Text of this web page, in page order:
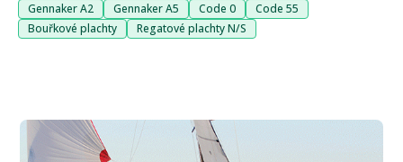
Gennaker A2 Gennaker A5 Code 0
Code 55
Bouřkové plachty
Regatové plachty N/S